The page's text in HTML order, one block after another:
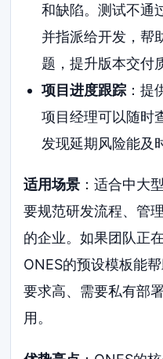
和缺陷。测试不通
并指派给开发，帮
题，提升版本交付
项目进度跟踪：提
项目经理可以随时
发现延期风险能及
适用场景 ：适合中大
要规范研发流程、管
的企业。如果团队正
ONES的预设模板能
要求高、需要私有部
用。